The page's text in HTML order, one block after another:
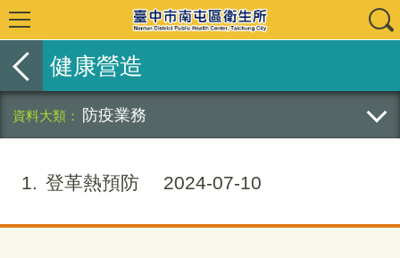
健康營造
防疫業務
1 登革熱預防 2024-07-10